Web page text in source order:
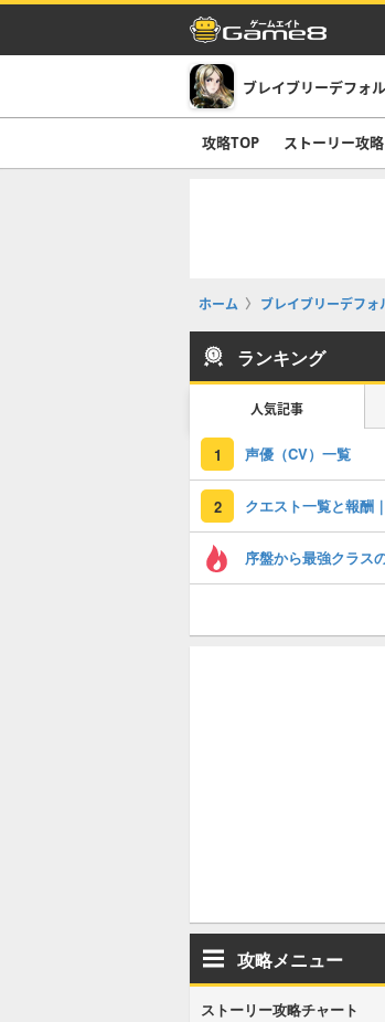
ブレイブリーデフォ
攻略TOP ストーリー攻略
ホーム ブレイブリーデフォ
ランキング
人気記事
1 声優（CV）一覧
2 クエスト一覧と報酬
攻略メニュー
ストーリー攻略チャート